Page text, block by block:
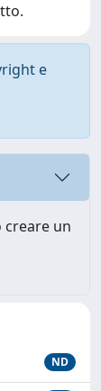
e
creare un
ND